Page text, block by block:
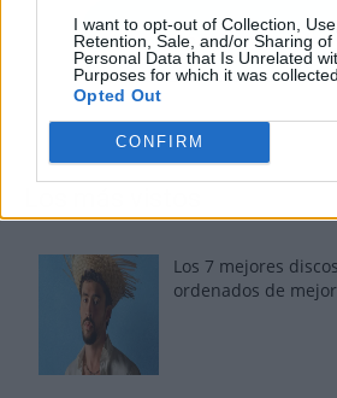
I want to opt-out of Collection, Use,
Retention, Sale, and/or Sharing of
Personal Data that Is Unrelated
Purposes for which it was collected.
Opted Out
CONFIRM
Los 7 mejores
ordenados de